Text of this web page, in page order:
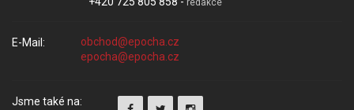
redakce
E-Mail:
Jsme také na: